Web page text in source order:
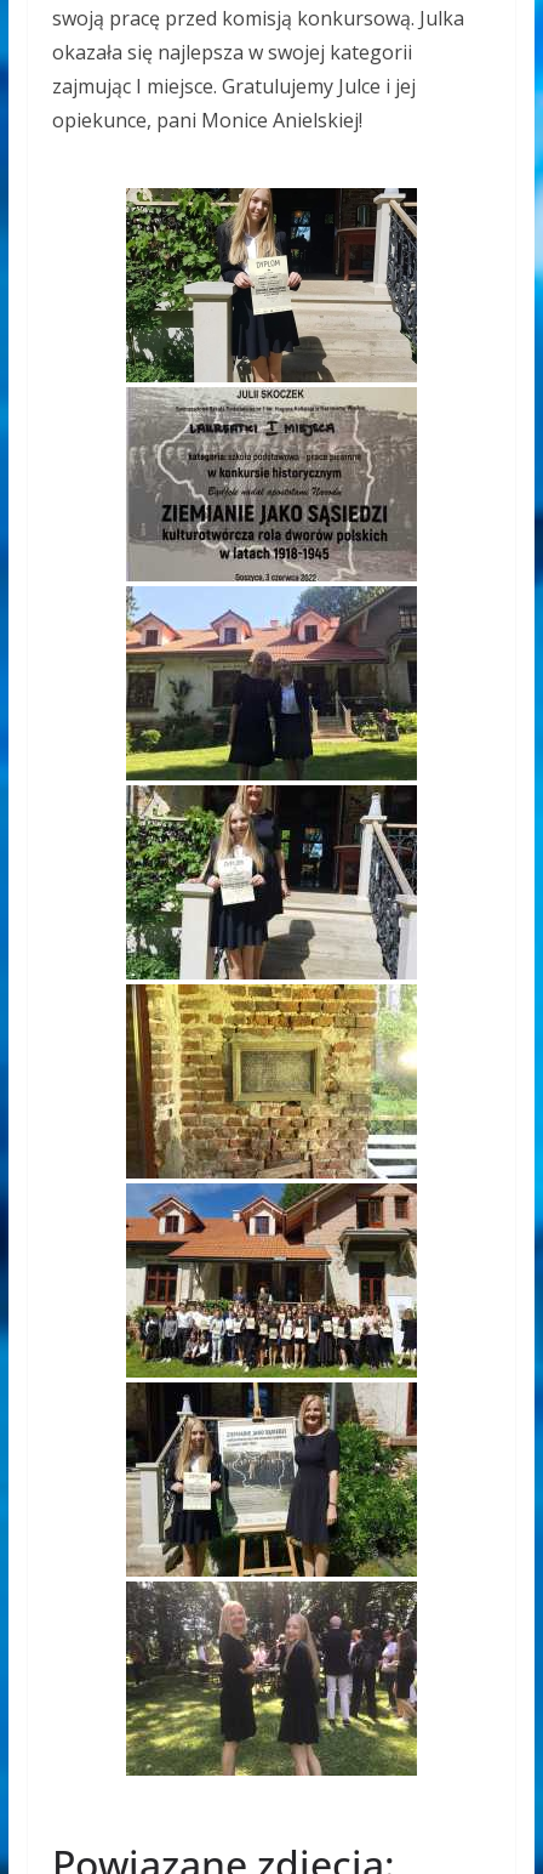
swoją pracę przed komisją konkursową. Julka
okazała się najlepsza w swojej kategorii
zajmując I miejsce. Gratulujemy Julce i jej
opiekunce, pani Monice Anielskiej!